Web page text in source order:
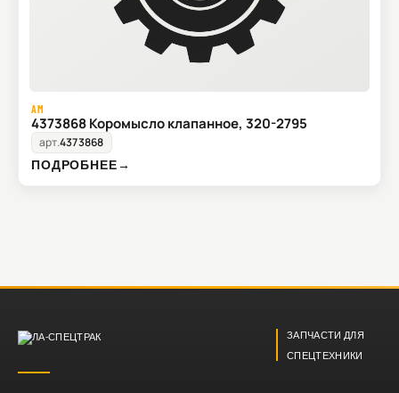
AM
4373868 Коромысло клапанное, 320-2795
арт.4373868
ПОДРОБНЕЕ→
ЗАПЧАСТИ ДЛЯ
СПЕЦТЕХНИКИ